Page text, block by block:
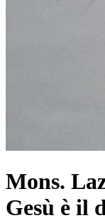
Mons.
Gesù è il